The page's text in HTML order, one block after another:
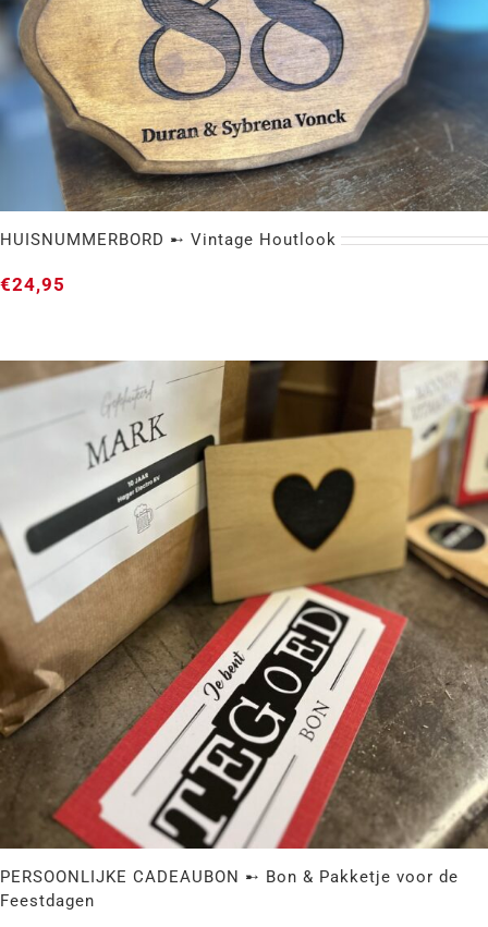
HUISNUMMERBORD ➸ Vintage Houtlook
HUISNUMMERBORD ➸ Vintage Houtlook
€24,95
PERSOONLIJKE CADEAUBON ➸ Bon & Pakketje voor de
Feestdagen